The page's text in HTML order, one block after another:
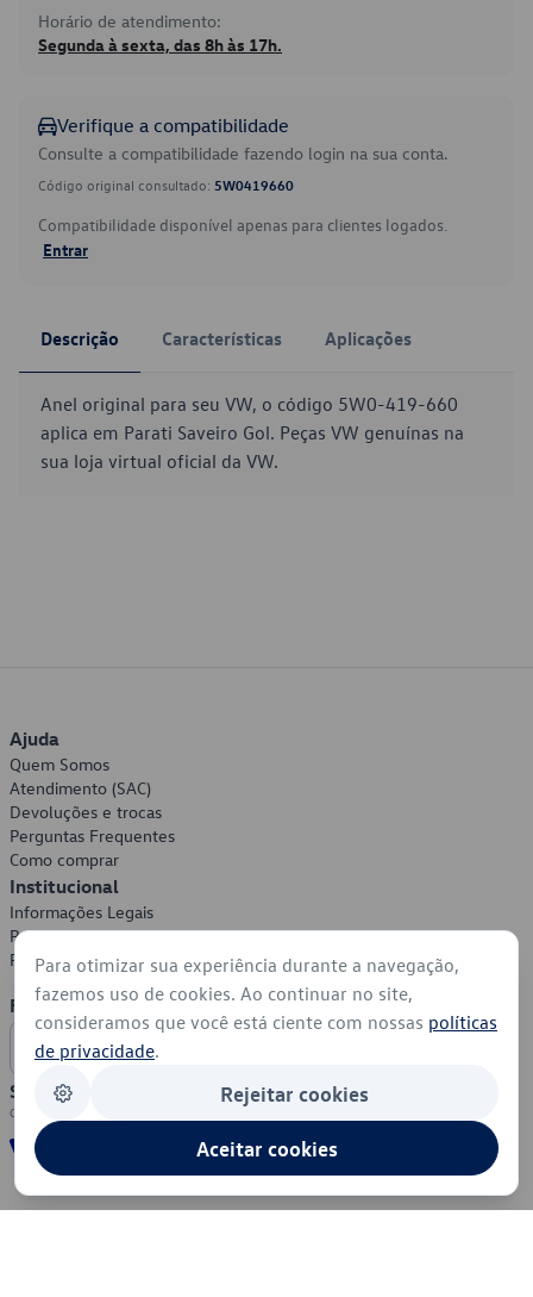
Horário de atendimento:
Segunda à sexta, das 8h às 17h.
Verifique a compatibilidade
Consulte a compatibilidade fazendo login na sua conta.
Código original consultado: 5W0419660
Compatibilidade disponível apenas para clientes logados.
Entrar
Descrição Características Aplicações
Anel original para seu VW, o código 5W0-419-660
aplica em Parati Saveiro Gol. Peças VW genuínas na
sua loja virtual oficial da VW.
Ajuda
Quem Somos
Atendimento (SAC)
Devoluções e trocas
Perguntas Frequentes
Como comprar
Institucional
Informações Legais
Política de Privacidade
Política de Cookies
Formas de Pagamento
Segurança
Para otimizar sua experiência durante a navegação,
fazemos uso de cookies. Ao continuar no site,
consideramos que você está ciente com nossas políticas
de privacidade.
Rejeitar cookies
Aceitar cookies